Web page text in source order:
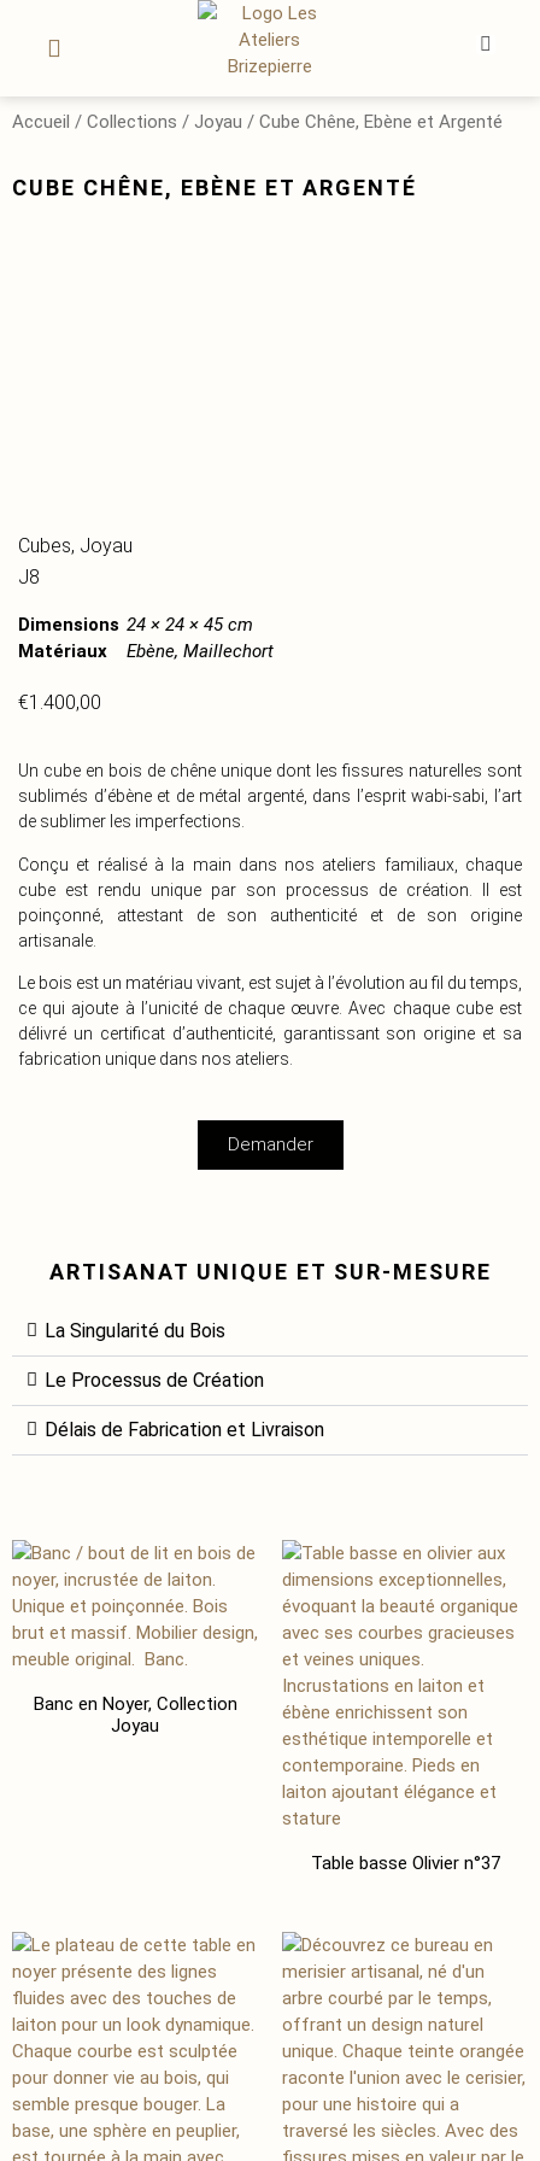
Accueil / Collections / Joyau / Cube Chêne, Ebène et Argenté
CUBE CHÊNE, EBÈNE ET ARGENTÉ
Cubes, Joyau
J8
Dimensions 24 × 24 × 45 cm
Matériaux
Ebène, Maillechort
€1.400,00
Un cube en bois de chêne unique dont les fissures naturelles sont
sublimés d’ébène et de métal argenté, dans l’esprit wabi-sabi, l’art
de sublimer les imperfections.
Conçu et réalisé à la main dans nos ateliers familiaux, chaque
cube est rendu unique par son processus de création. Il est
poinçonné, attestant de son authenticité et de son origine
artisanale.
Le bois est un matériau vivant, est sujet à l’évolution au fil du temps,
ce qui ajoute à l’unicité de chaque œuvre. Avec chaque cube est
délivré un certificat d’authenticité, garantissant son origine et sa
fabrication unique dans nos ateliers.
Demander
ARTISANAT UNIQUE ET SUR-MESURE
La Singularité du Bois
Le Processus de Création
Délais de Fabrication et Livraison
Banc en Noyer, Collection
Joyau
Table basse Olivier n°37